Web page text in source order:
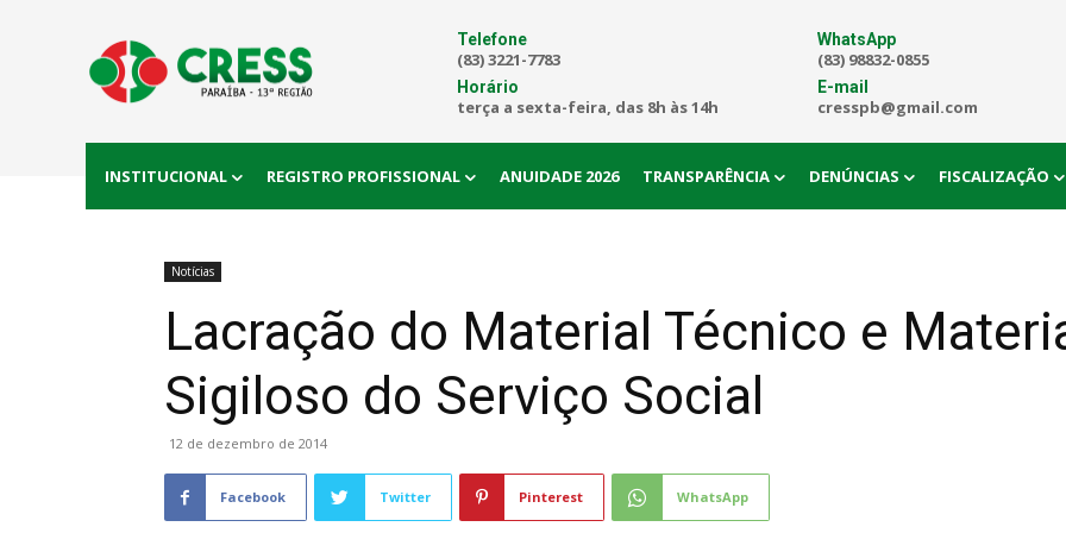
Telefone
(83) 3221-7783
Horário
terça a sexta-feira, das 8h às 14h
WhatsApp
(83) 98832-0855
E-mail
cresspb@gmail.com
INSTITUCIONAL REGISTRO PROFISSIONAL ANUIDADE 2026 TRANSPARÊNCIA DENÚNCIAS FISCALIZAÇÃO
Notícias
Lacração do Material Técnico e
Sigiloso do Serviço Social
12 de dezembro de 2014
Facebook Twitter Pinterest WhatsApp